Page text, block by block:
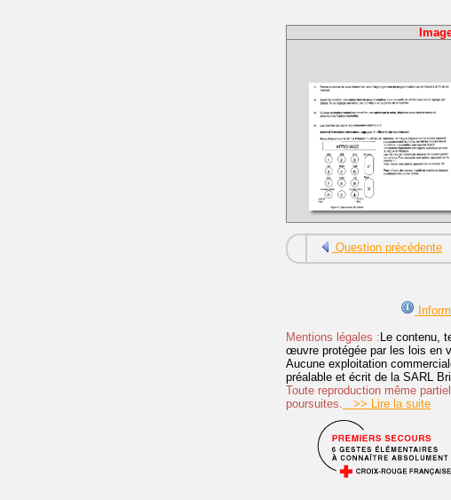
Question précédente
Mentions légales : Le contenu,
œuvre protégée par les lois en
Aucune exploitation
préalable et écrit de la SARL
Toute reproduction même
poursuites. >> Lire la suite